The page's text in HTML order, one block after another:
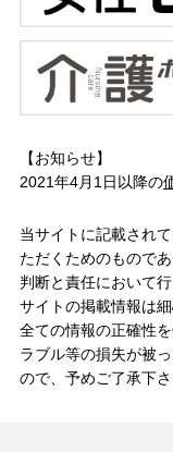
【お知らせ】
2021年4月1日以降の
当サイトに記載され
ただくためのもので
判断と責任において
サイトの掲載情報は
全ての情報の正確性
ラブル等の損失が被
ので、予めご了承下さ